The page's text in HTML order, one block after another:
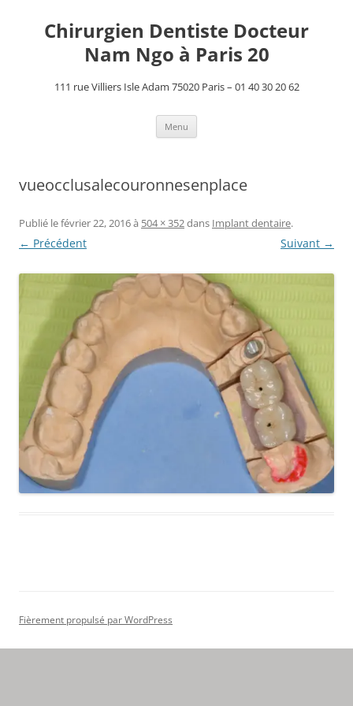
contenuChirurgien Dentiste Docteur
Nam Ngo à Paris 20
111 rue Villiers Isle Adam 75020 Paris – 01 40 30 20 62
Menu
vueocclusalecouronnesenplace
Publié lefévrier 22, 2016à 504 × 352dans Implant dentaire.
← Précédent Suivant →
Fièrement propulsé par WordPress